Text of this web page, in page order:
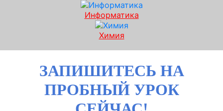
Информатика
Химия
ЗАПИШИТЕСЬ НА
ПРОБНЫЙ УРОК